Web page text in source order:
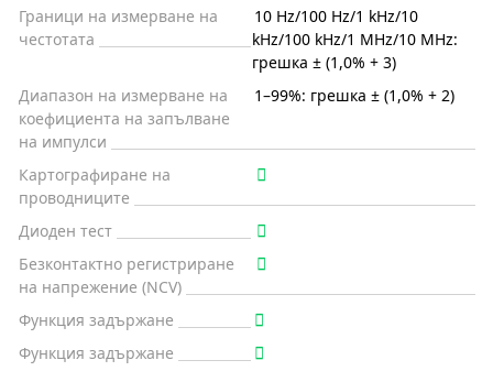
Граници на измерване на
честотата
10 Hz/100 Hz/1 kHz/10
kHz/100 kHz/1 MHz/10 MHz:
грешка ± (1,0% + 3)
Диапазон на измерване на
коефициента на запълване
на импулси
1–99%: грешка ± (1,0% + 2)
Картографиране на
проводниците
Диоден тест
Безконтактно регистриране
на напрежение (NCV)
Функция задържане
Функция задържане